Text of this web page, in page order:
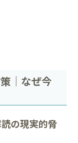
｜なぜ今
の現実的脅